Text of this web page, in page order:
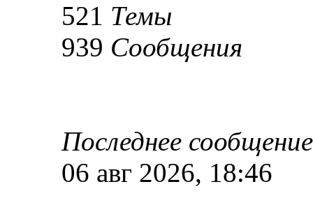
521 Темы
939 Сообщения
Последнее сообщение
06 авг 2026, 18:46